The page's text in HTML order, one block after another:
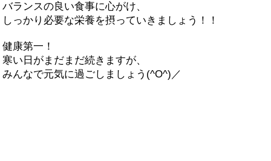
バランスの良い食事に心がけ、
しっかり必要な栄養を摂っていきましょう！！
健康第一！
寒い日がまだまだ続きますが、
みんなで元気に過ごしましょう(^O^)／